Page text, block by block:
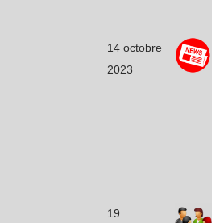
14 octobre
2023
19